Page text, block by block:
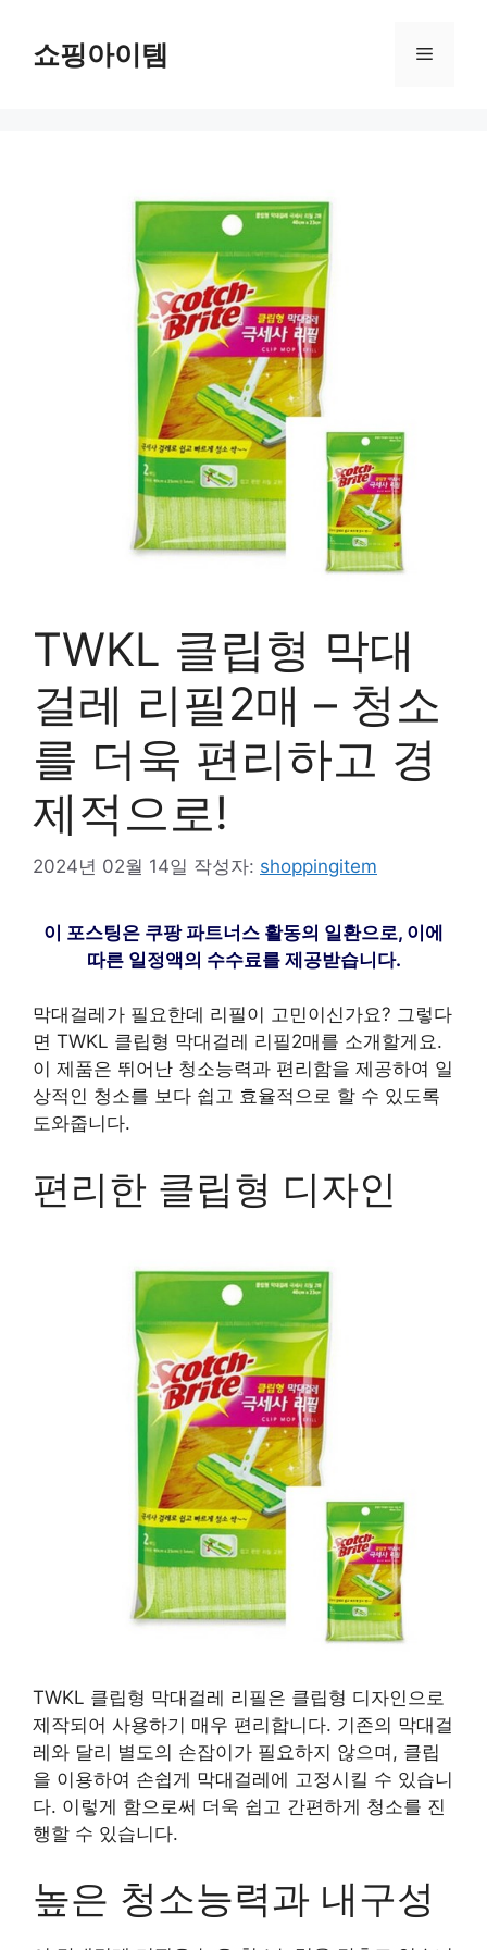
쇼핑아이템 메
TWKL 클립형 막대
걸레 리필2매 – 청소
를 더욱 편리하고 경
제적으로!
2024년 02월 14일 작성자: shoppingitem
이 포스팅은 쿠팡 파트너스 활동의 일환으로, 이에
따른 일정액의 수수료를 제공받습니다.
막대걸레가 필요한데 리필이 고민이신가요? 그렇다
면 TWKL 클립형 막대걸레 리필2매를 소개할게요.
이 제품은 뛰어난 청소능력과 편리함을 제공하여 일
상적인 청소를 보다 쉽고 효율적으로 할 수 있도록
도와줍니다.
편리한 클립형 디자인
TWKL 클립형 막대걸레 리필은 클립형 디자인으로
제작되어 사용하기 매우 편리합니다. 기존의 막대걸
레와 달리 별도의 손잡이가 필요하지 않으며, 클립
을 이용하여 손쉽게 막대걸레에 고정시킬 수 있습니
다. 이렇게 함으로써 더욱 쉽고 간편하게 청소를 진
행할 수 있습니다.
높은 청소능력과 내구성